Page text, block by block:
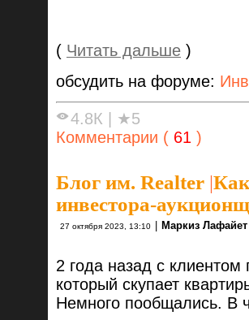
( Читать дальше )
обсудить на форуме:
4.8К | ★5
Комментарии ( 61 )
Блог им. Realter |
инвестора-
27 октября 2023, 13:10 | Маркиз Лафайет
2 года назад с
который скупает
Немного пообщались. В